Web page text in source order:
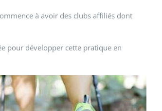
à avoir des clubs affiliés dont
pour développer cette pratique en